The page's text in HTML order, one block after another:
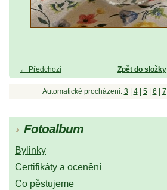
← Předchozí Zpět do složky
Automatické procházení: 3 4| 5| 6 7
Fotoalbum
Bylinky
Certifikáty a ocenění
Co pěstujeme